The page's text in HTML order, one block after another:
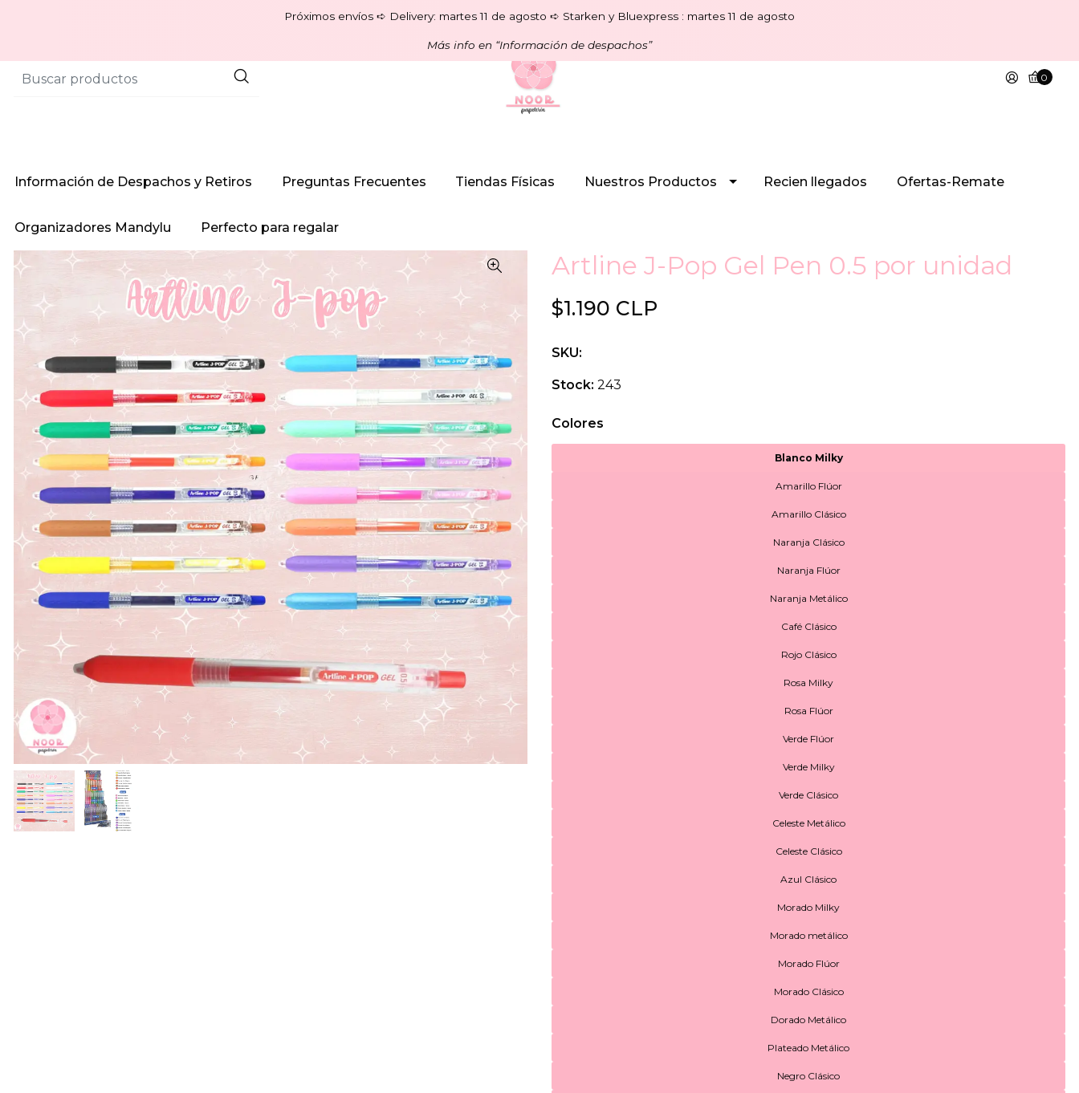
Próximos envíos ➪ Delivery: martes 11 de agosto ➪ Starken y Bluexpress : martes 11 de agosto
Más info en “Información de despachos”
0
Información de Despachos y Retiros Preguntas Frecuentes Tiendas Físicas Nuestros Productos Recien llegados Ofertas-Remate
Organizadores Mandylu Perfecto para regalar
Artline J-Pop Gel Pen 0.5 por unidad
$1.190 CLP
SKU:
Stock: 243
Colores
Blanco Milky
Amarillo Flúor
Amarillo Clásico
Naranja Clásico
Naranja Flúor
Naranja Metálico
Café Clásico
Rojo Clásico
Rosa Milky
Rosa Flúor
Verde Flúor
Verde Milky
Verde Clásico
Celeste Metálico
Celeste Clásico
Azul Clásico
Morado Milky
Morado metálico
Morado Flúor
Morado Clásico
Dorado Metálico
Plateado Metálico
Negro Clásico